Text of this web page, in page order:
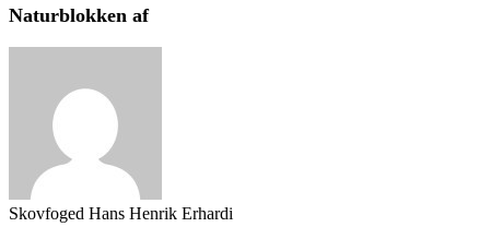
Naturblokken af
Skovfoged Hans Henrik Erhardi